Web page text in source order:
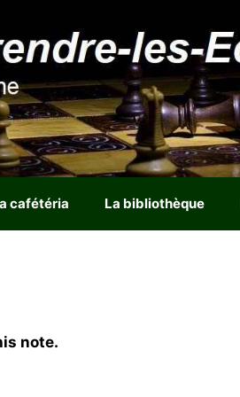
cafétéria La bibliothèque
note.